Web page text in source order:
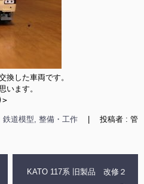
換した車両です。
います。
鉄道模型, 整備・工作
投稿者 : 管
KATO 117系 旧製品 改修２